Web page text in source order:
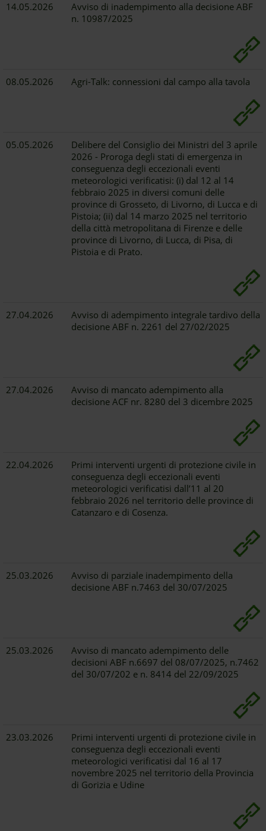
14.05.2026
Avviso di inadempimento alla decisione ABF
n. 10987/2025
08.05.2026 Agri-Talk: connessioni dal campo alla tavola
05.05.2026
Delibere del Consiglio dei Ministri del 3 aprile
2026 - Proroga degli stati di emergenza in
conseguenza degli eccezionali eventi
meteorologici verificatisi: (i) dal 12 al 14
febbraio 2025 in diversi comuni delle
province di Grosseto, di Livorno, di Lucca e di
Pistoia; (ii) dal 14 marzo 2025 nel territorio
della città metropolitana di Firenze e delle
province di Livorno, di Lucca, di Pisa, di
Pistoia e di Prato.
27.04.2026
Avviso di adempimento integrale tardivo della
decisione ABF n. 2261 del 27/02/2025
27.04.2026
Avviso di mancato adempimento alla
decisione ACF nr. 8280 del 3 dicembre 2025
22.04.2026
Primi interventi urgenti di protezione civile in
conseguenza degli eccezionali eventi
meteorologici verificatisi dall’11 al 20
febbraio 2026 nel territorio delle province di
Catanzaro e di Cosenza.
25.03.2026
Avviso di parziale inadempimento della
decisione ABF n.7463 del 30/07/2025
25.03.2026
Avviso di mancato adempimento delle
decisioni ABF n.6697 del 08/07/2025, n.7462
del 30/07/202 e n. 8414 del 22/09/2025
23.03.2026
Primi interventi urgenti di protezione civile in
conseguenza degli eccezionali eventi
meteorologici verificatisi dal 16 al 17
novembre 2025 nel territorio della Provincia
di Gorizia e Udine